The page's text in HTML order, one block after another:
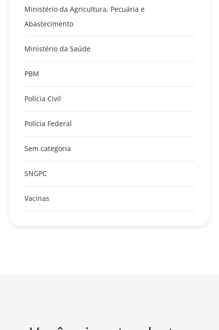
Ministério da Agricultura, Pecuária e
Abastecimento
Ministério da Saúde
PBM
Polícia Civil
Polícia Federal
Sem categoria
SNGPC
Vacinas